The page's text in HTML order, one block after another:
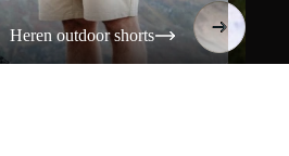
Heren outdoor shorts